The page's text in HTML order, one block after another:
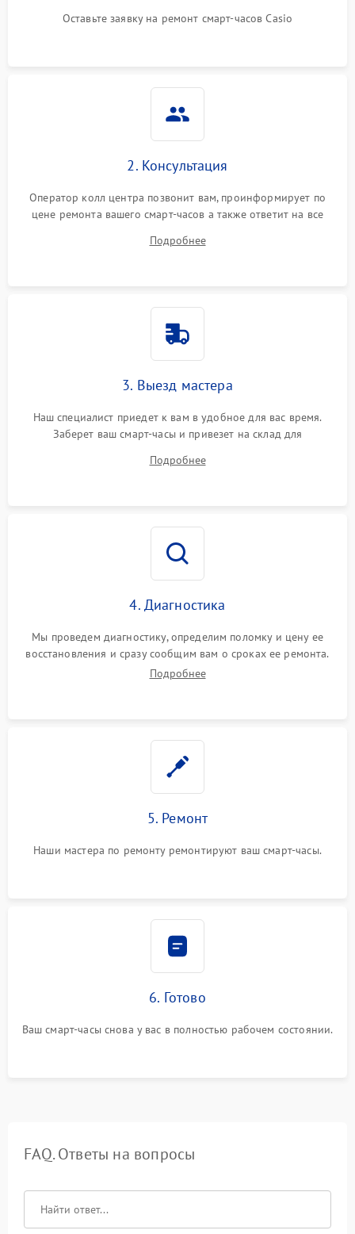
Оставьте заявку на ремонт смарт-часов Casio
2. Консультация
Оператор колл центра позвонит вам, проинформирует по
цене ремонта вашего смарт-часов а также ответит на все
Подробнее
3. Выезд мастера
Наш специалист приедет к вам в удобное для вас время.
Заберет ваш смарт-часы и привезет на склад для
Подробнее
4. Диагностика
Мы проведем диагностику, определим поломку и цену ее
восстановления и сразу сообщим вам о сроках ее ремонта.
Подробнее
5. Ремонт
Наши мастера по ремонту ремонтируют ваш смарт-часы.
6. Готово
Ваш смарт-часы снова у вас в полностью рабочем состоянии.
FAQ. Ответы на вопросы